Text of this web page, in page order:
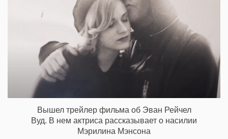
Вышел трейлер фильма об Эван Рейчел
Вуд. В нем актриса рассказывает о насилии
Мэрилина Мэнсона